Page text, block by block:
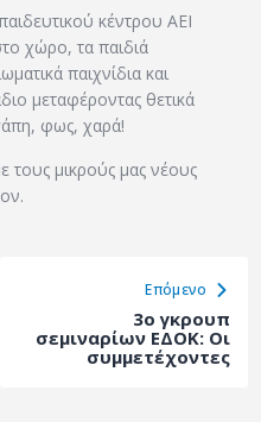
κέντρου ΑΕΙ
χώρο, τα παιδιά
παιχνίδια και
μεταφέροντας θετικά
φως, χαρά!
μικρούς μας νέους
Eπόμενο
3ο γκρουπ
σεμιναρίων ΕΔΟΚ: Οι
συμμετέχοντες